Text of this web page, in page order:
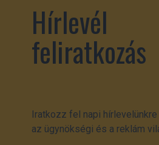
Hírlevél
feliratkozás
Iratkozz fel napi
az ügynökségi és a reklám